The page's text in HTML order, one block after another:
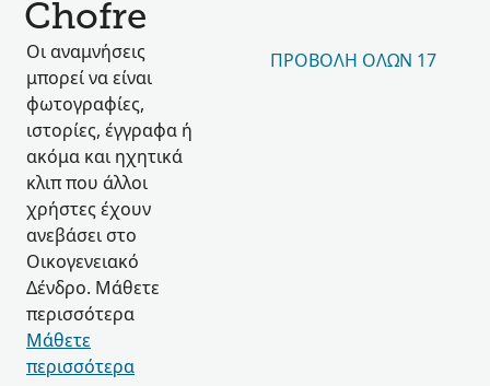
Chofre
Οι αναμνήσεις
μπορεί να είναι
φωτογραφίες,
ιστορίες, έγγραφα ή
ακόμα και ηχητικά
κλιπ που άλλοι
χρήστες έχουν
ανεβάσει στο
Οικογενειακό
Δένδρο. Μάθετε
περισσότερα
Μάθετε
περισσότερα
ΠΡΟΒΟΛΉ ΌΛΩΝ 17